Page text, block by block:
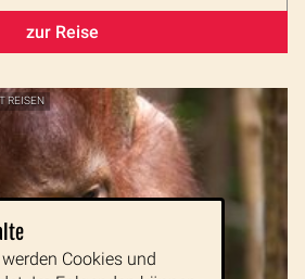
zur Reise
REISEN
Cookies und